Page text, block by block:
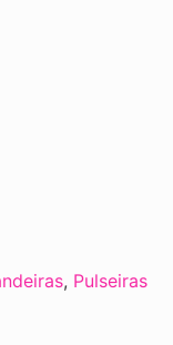
, Pulseiras